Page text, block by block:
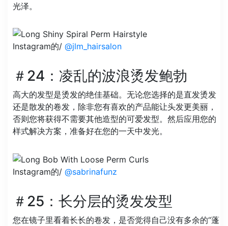
光泽。
Instagram的/ @jlm_hairsalon
＃24：凌乱的波浪烫发鲍勃
高大的发型是烫发的绝佳基础。无论您选择的是直发烫发
还是散发的卷发，除非您有喜欢的产品能让头发更美丽，
否则您将获得不需要其他造型的可爱发型。然后应用您的
样式解决方案，准备好在您的一天中发光。
Instagram的/ @sabrinafunz
＃25：长分层的烫发发型
您在镜子里看着长长的卷发，是否觉得自己没有多余的“蓬